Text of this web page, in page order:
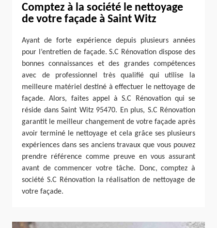
Comptez à la société le nettoyage
de votre façade à Saint Witz
Ayant de forte expérience depuis plusieurs années
pour l’entretien de façade. S.C Rénovation dispose des
bonnes connaissances et des grandes compétences
avec de professionnel très qualifié qui utilise la
meilleure matériel destiné à effectuer le nettoyage de
façade. Alors, faites appel à S.C Rénovation qui se
réside dans Saint Witz 95470. En plus, S.C Rénovation
garantit le meilleur changement de votre façade après
avoir terminé le nettoyage et cela grâce ses plusieurs
expériences dans ses anciens travaux que vous pouvez
prendre référence comme preuve en vous assurant
avant de commencer votre tâche. Donc, comptez à
société S.C Rénovation la réalisation de nettoyage de
votre façade.